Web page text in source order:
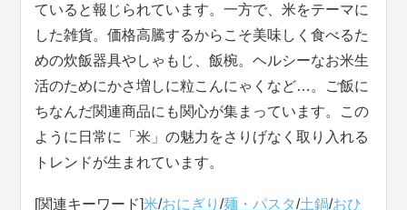
ていると報じられています。一方で、米をテーマに
した雑貨。価格高騰するからこそ美味しく食べるた
めの炊飯器具やしゃもじ、飯椀。ヘルシーなお米生
活のためにかさ増しに粒こんにゃくなど…。ご飯に
ちなんだ関連商品にも関心が集まっています。この
ように日常に「米」の魅力をさりげなく取り入れる
トレンドが生まれています。
[関連キーワード]米/おにぎり/麺・パスタ/土鍋/おひ